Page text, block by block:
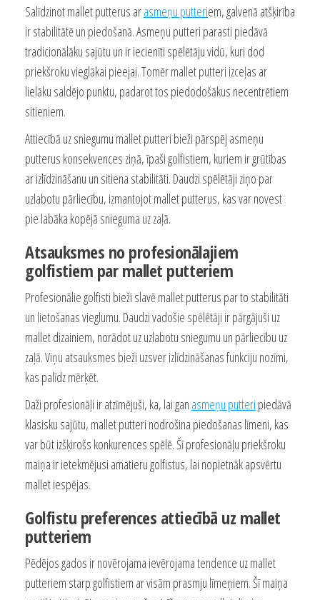
Salīdzinot mallet putterus arasmeņu putteriem, galvenā atšķirība
ir stabilitātē un piedošanā. Asmeņu putteri parasti piedāvā
tradicionālāku sajūtu un ir iecienīti spēlētāju vidū, kuri dod
priekšroku vieglākai pieejai. Tomēr mallet putteri izceļas ar
lielāku saldējo punktu, padarot tos piedodošākus necentrētiem
sitieniem.
Attiecībā uz sniegumu mallet putteri bieži pārspēj asmeņu
putterus konsekvences ziņā, īpaši golfistiem, kuriem ir grūtības
ar izlīdzināšanu un sitiena stabilitāti. Daudzi spēlētāji ziņo par
uzlabotu pārliecību, izmantojot mallet putterus, kas var novest
pie labāka kopējā snieguma uz zaļā.
Atsauksmes no profesionālajiem
golfistiem par mallet putteriem
Profesionālie golfisti bieži slavē mallet putterus par to stabilitāti
un lietošanas vieglumu. Daudzi vadošie spēlētāji ir pārgājuši uz
mallet dizainiem, norādot uz uzlabotu sniegumu un pārliecību uz
zaļā. Viņu atsauksmes bieži uzsver izlīdzināšanas funkciju nozīmi,
kas palīdz mērķēt.
Daži profesionāļi ir atzīmējuši, ka, lai gan asmeņu putteri piedāvā
klasisku sajūtu, mallet putteri nodrošina piedošanas līmeni, kas
var būt izšķirošs konkurences spēlē. Šī profesionāļu priekšroku
maiņa ir ietekmējusi amatieru golfistus, lai nopietnāk apsvērtu
mallet iespējas.
Golfistu preferences attiecībā uz mallet
putteriem
Pēdējos gados ir novērojama ievērojama tendence uz mallet
putteriem starp golfistiem ar visām prasmju līmeņiem. Šī maiņa